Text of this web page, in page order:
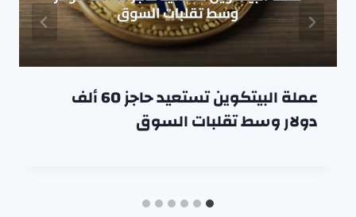
عملة البيتكوين تستعيد حاجز 60 ألف
دولار وسط تقلبات السوق